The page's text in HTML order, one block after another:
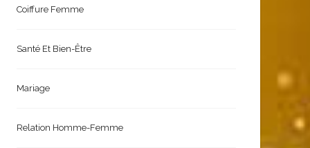
Coiffure Femme
Santé Et Bien-Être
Mariage
Relation Homme-Femme